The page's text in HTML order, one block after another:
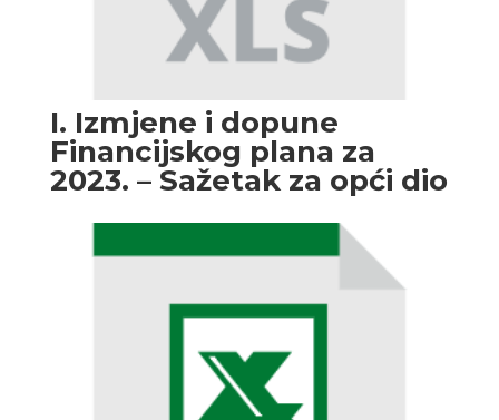
I. Izmjene i dopune
Financijskog plana za
2023. – Sažetak za opći dio